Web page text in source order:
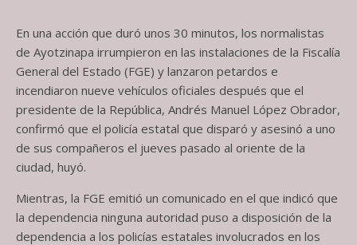
En una acción que duró unos 30 minutos, los normalistas
de Ayotzinapa irrumpieron en las instalaciones de la Fiscalía
General del Estado (FGE) y lanzaron petardos e
incendiaron nueve vehículos oficiales después que el
presidente de la República, Andrés Manuel López Obrador,
confirmó que el policía estatal que disparó y asesinó a uno
de sus compañeros el jueves pasado al oriente de la
ciudad, huyó.
Mientras, la FGE emitió un comunicado en el que indicó que
la dependencia ninguna autoridad puso a disposición de la
dependencia a los policías estatales involucrados en los